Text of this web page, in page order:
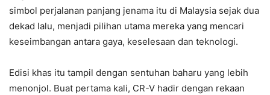
simbol perjalanan panjang jenama itu di Malaysia sejak dua
dekad lalu, menjadi pilihan utama mereka yang mencari
keseimbangan antara gaya, keselesaan dan teknologi.
Edisi khas itu tampil dengan sentuhan baharu yang lebih
menonjol. Buat pertama kali, CR-V hadir dengan rekaan